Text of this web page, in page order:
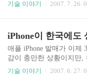
가지 부정적인 의견들이
다. 분명 이번 iPhone 이
즉, iPhone은 이슈거리로
히 가지고 있다. 그런 면
아내고 있다. AT&T는 ..
기술 이야기 2007. 7. 26.
iPhone이 한국에도
애플 iPhone 발매가 이제
감이 충만한 상황이지만,
라는 전망때문인지 그렇
기술 이야기 2007. 6. 27.